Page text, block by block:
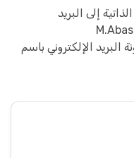
إلى البريد
البريد الإلكتروني باسم